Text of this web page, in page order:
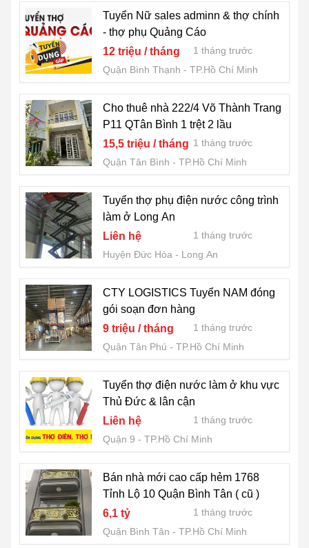
Tuyển Nữ sales adminn & thợ chính
- thợ phụ Quảng Cáo
12 triệu / tháng
1 tháng trước
Quận Bình Thạnh
TP.Hồ Chí Minh
Cho thuê nhà 222/4 Võ Thành Trang
P11 QTân Bình 1 trệt 2 lầu
15,5 triệu / tháng 1 tháng trước
Quận Tân Bình
TP.Hồ Chí Minh
Tuyển thợ phụ điện nước công trình
làm ở Long An
Liên hệ
1 tháng trước
Huyện Đức Hòa
Long An
CTY LOGISTICS Tuyển NAM đóng
gói soạn đơn hàng
9 triệu / tháng
1 tháng trước
Quận Tân Phú
TP.Hồ Chí Minh
Tuyển thợ điện nước làm ở khu vực
Thủ Đức & lân cận
Liên hệ
1 tháng trước
Quận 9
TP.Hồ Chí Minh
Bán nhà mới cao cấp hẻm 1768
Tỉnh Lộ 10 Quận Bình Tân ( cũ )
6,1 tỷ
1 tháng trước
Quận Bình Tân
TP.Hồ Chí Minh